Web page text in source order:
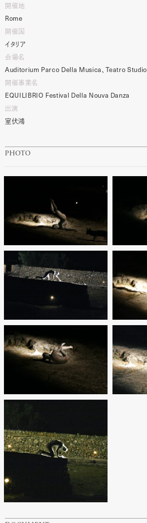
開催地
Rome
開催国
イタリア
会場名
Auditorium Parco Della Musica、 Teatro Studio
開催事業名
EQUILIBRIO Festival Della Nouva Danza
出演
室伏鴻
PHOTO